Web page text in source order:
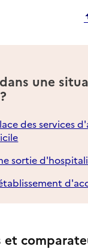
une
des services
sortie
et